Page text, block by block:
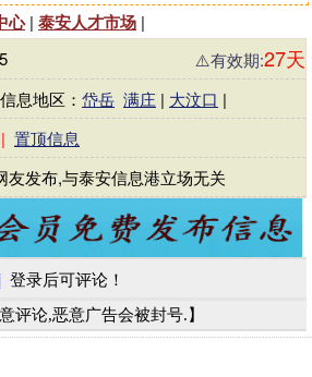
心| 泰安人才市场 |
⚠️有效期:27天
息地区： 岱岳 满庄 | 大汶口 |
| 置顶信息
友发布,与泰安信息港立场无关
登录后可评论！
评论,恶意广告会被封号.】